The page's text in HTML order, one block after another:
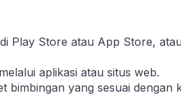
Play Store atau App Store,
aplikasi atau situs web.
bimbingan yang sesuai dengan